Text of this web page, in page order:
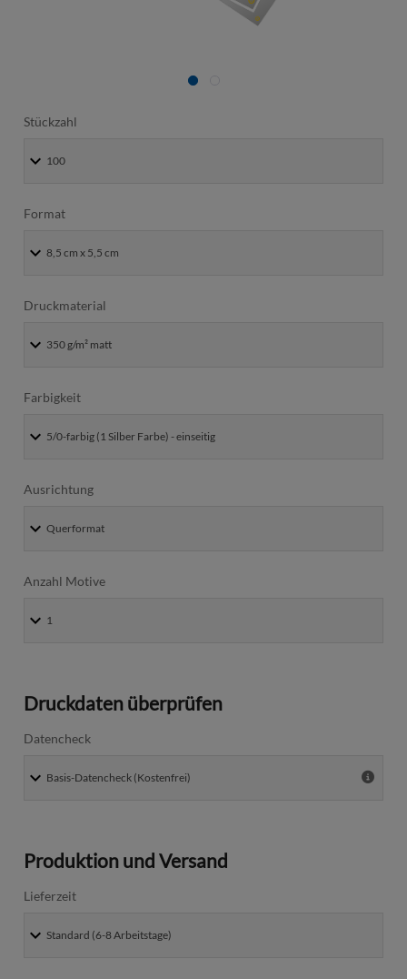
Stückzahl
Format
Druckmaterial
Farbigkeit
Ausrichtung
Anzahl Motive
Druckdaten überprüfen
Datencheck
Produktion und Versand
Lieferzeit